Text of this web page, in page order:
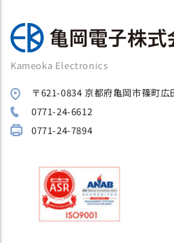
Kameoka Electronics
〒621-0834 京都府亀岡市篠町
0771-24-6612
0771-24-7894